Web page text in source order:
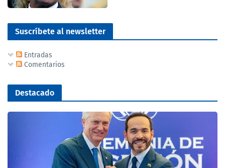
Suscríbete al newsletter
Entradas
Comentarios
Destacado